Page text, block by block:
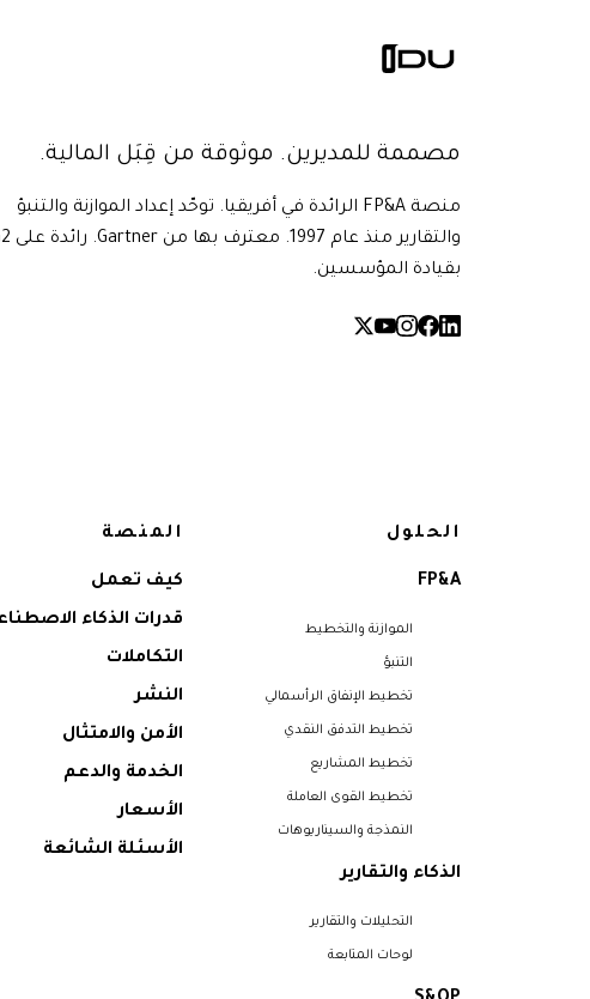
مصممة للمديرين. موثوقة من قِبَل المالية.
منصة FP&A الرائدة في أفريقيا. توحّد إعداد الموازنة والتنبؤ
بقيادة المؤسسين.
الحلول
FP&A
الموازنة والتخطيط
التنبؤ
تخطيط الإنفاق الرأسمالي
تخطيط التدفق النقدي
تخطيط المشاريع
تخطيط القوى العاملة
النمذجة والسيناريوهات
الذكاء والتقارير
التحليلات والتقارير
لوحات المتابعة
المنصة
كيف تعمل
قدرات الذكاء
التكاملات
النشر
الأمن والامتثال
الخدمة والدعم
الأسعار
الأسئلة الشائعة